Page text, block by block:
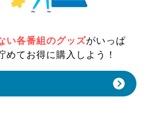
い各番組のグッズがいっぱ
めてお得に購入しよう！